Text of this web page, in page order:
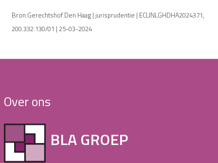
Bron:Gerechtshof Den Haag | jurisprudentie | ECLINLGHDHA2024371,
200.332.130/01 | 25-03-2024
Over ons
BLA GROEP